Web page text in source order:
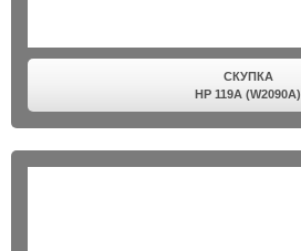
СКУПКА
HP 119A (W2090A)